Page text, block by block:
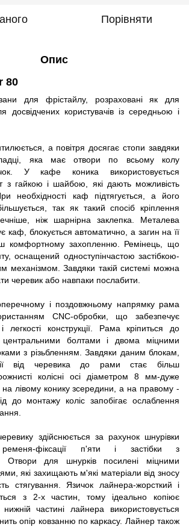
Порівняти
Опис
80
для фрістайлу, розраховані як для
досвідчених користувачів із середньою і
а повітря досягає стопи завдяки
яка має отвори по всьому колу
У кафе коника використовується
з гайкою і шайбою, які дають можливість
необхідності каф підтягується, а його
так як такий спосіб кріплення
ніж шарнірна заклепка. Металева
каф, блокується автоматично, а загин на її
комфортному захопленню. Ремінець, що
оснащений одноступінчастою застібкою-
механізмом. Завдяки такій системі можна
черевик або навпаки послабити.
і поздовжньому напрямку рама
CNC-обробки, що забезпечує
легкості конструкції. Рама кріпиться до
болтами і двома міцними
з різьбленням. Завдяки даним блокам,
від черевика до рами стає більш
колісні осі діаметром 8 мм-дуже
на лівому конику зсередини, а на правому -
до монтажу коліс запобігає ослаблення
здійснюється за рахунок шнурівки
ременя-фіксації п'яти і застібки з
Отвори для шнурків посилені міцними
які захищають м'які матеріали від зносу
стягування. Язичок лайнера-жорсткий і
з 2-х частин, тому ідеально копіює
частині лайнера використовується
опір ковзанню по каркасу. Лайнер також